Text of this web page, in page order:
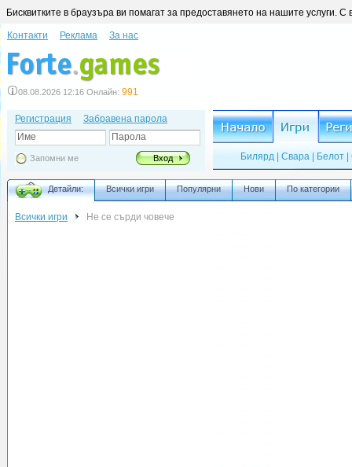
Бисквитките в браузъра ви помагат за предоставянето на нашите услуги.
Контакти Реклама За нас
08.08.2026 12:16 Онлайн: 991
Регистрация
Забравена парола
Име
Парола
Запомни ме Вход Билярд Свара Белот
Детайли: Всички игри Популярни Нови По категории
Всички игри Не се сърди човече